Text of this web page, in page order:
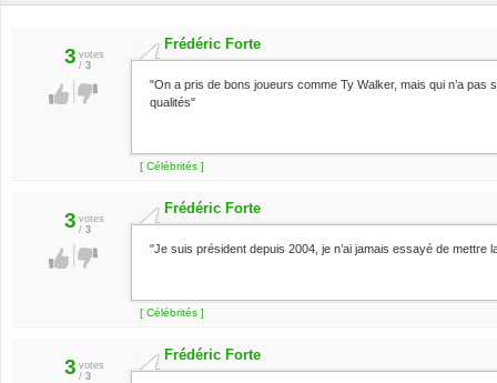
3 votes
/ 3
Frédéric Forte
"On a pris de bons joueurs comme Ty Walker, mais qui n’a pas
qualités"
[ Célébrités ]
3 votes
/ 3
Frédéric Forte
"Je suis président depuis 2004, je n’ai jamais essayé de
[ Célébrités ]
3 votes
/ 3
Frédéric Forte